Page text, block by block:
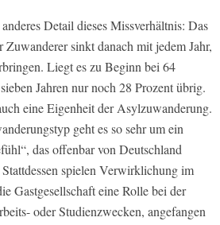
Detail dieses Missverhältnis: Das
sinkt danach mit jedem Jahr,
Liegt es zu Beginn bei 64
Jahren nur noch 28 Prozent übrig.
eine Eigenheit der Asylzuwanderung.
geht es so sehr um ein
das offenbar von Deutschland
spielen Verwirklichung im
Gastgesellschaft eine Rolle bei der
oder Studienzwecken, angefangen